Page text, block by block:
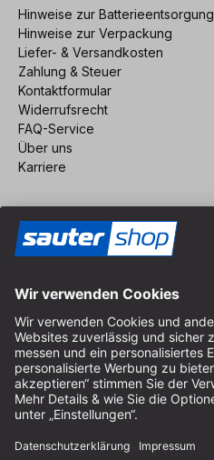
Hinweise zur Batterieentsorgung
Hinweise zur Verpackung
Liefer- & Versandkosten
Zahlung & Steuer
Kontaktformular
Widerrufsrecht
FAQ-Service
Über uns
Karriere
Impressum
AGB
Datenschutz
Cookie-Einstellungen
© 2026 sauter GmbH